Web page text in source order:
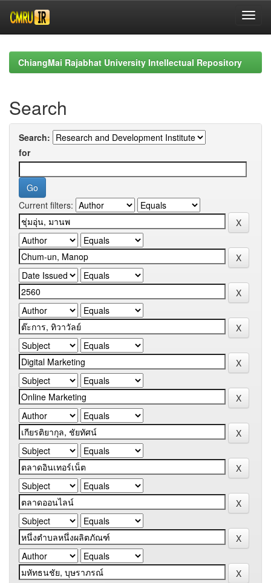
navigationChiangMai Rajabhat University Intellectual Repository
Search
Search:
for
Current filters: